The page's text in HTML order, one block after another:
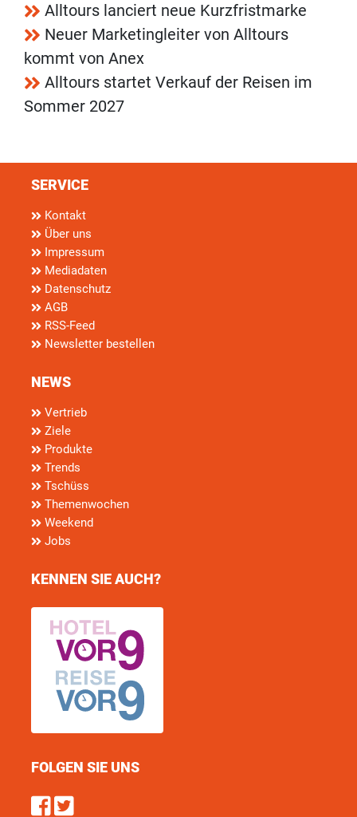
Alltours lanciert neue Kurzfristmarke
Neuer Marketingleiter von Alltours
kommt von Anex
Alltours startet Verkauf der Reisen im
Sommer 2027
SERVICE
Kontakt
Über uns
Impressum
Mediadaten
Datenschutz
AGB
RSS-Feed
Newsletter bestellen
NEWS
Vertrieb
Ziele
Produkte
Trends
Tschüss
Themenwochen
Weekend
Jobs
KENNEN SIE AUCH?
FOLGEN SIE UNS
Find us on Facebook
Follow us on Twitter